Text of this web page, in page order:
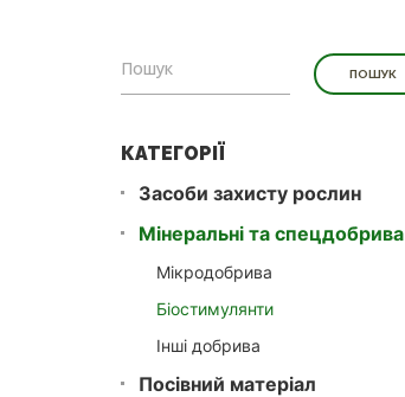
КАТЕГОРІЇ
Засоби захисту рослин
Мінеральні та спецдобрива
Мікродобрива
Біостимулянти
Інші добрива
Посівний матеріал